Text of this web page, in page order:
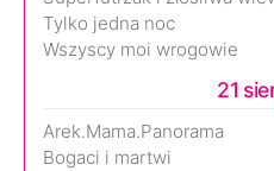
Tylko jedna noc
Wszyscy moi wrogowie
21
Arek.Mama.Panorama
Bogaci i martwi